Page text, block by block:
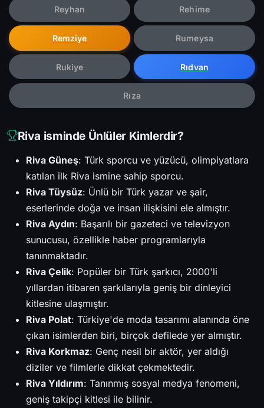
Reyhan Rehime
Remziye Rumeysa
Rukiye Rıdvan
Rıza
Riva isminde Ünlüler Kimlerdir?
Riva Güneş: Türk sporcu ve yüzücü, olimpiyatlara
katılan ilk Riva ismine sahip sporcu.
Riva Tüysüz: Ünlü bir Türk yazar ve şair,
eserlerinde doğa ve insan ilişkisini ele almıştır.
Riva Aydın: Başarılı bir gazeteci ve televizyon
sunucusu, özellikle haber programlarıyla
tanınmaktadır.
Riva Çelik: Popüler bir Türk şarkıcı, 2000'li
yıllardan itibaren şarkılarıyla geniş bir dinleyici
kitlesine ulaşmıştır.
Riva Polat: Türkiye'de moda tasarımı alanında öne
çıkan isimlerden biri, birçok defilede yer almıştır.
Riva Korkmaz: Genç nesil bir aktör, yer aldığı
diziler ve filmlerle dikkat çekmektedir.
Riva Yıldırım: Tanınmış sosyal medya fenomeni,
geniş takipçi kitlesi ile bilinir.